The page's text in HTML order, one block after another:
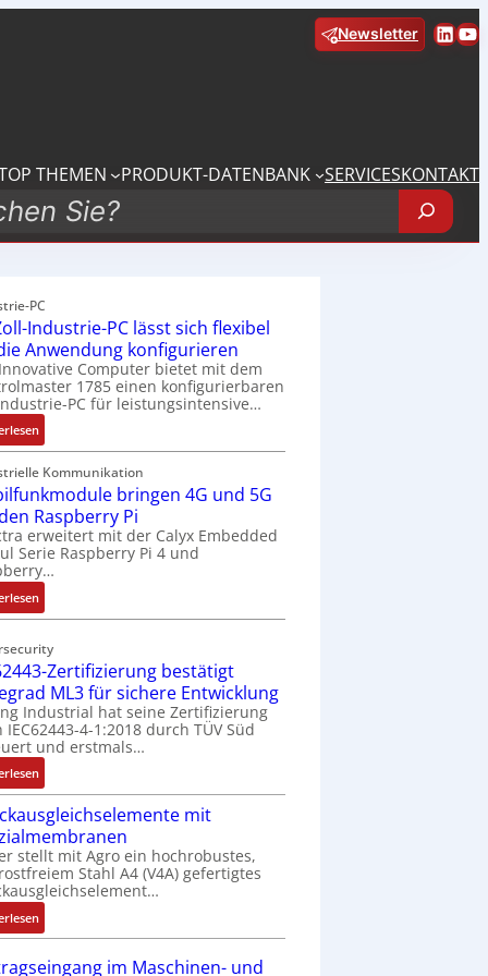
Newsletter
THEMEN PRODUKT-DATENBANK SERVICESKONTAKT
PC
Industrie-PC lässt sich flexibel
Anwendung konfigurieren
Computer bietet mit dem
1785 einen konfigurierbaren
PC für leistungsintensive…
:
1
9
-
Z
o
l
l
-
I
d
u
s
t
r
i
e
P
C
l
ä
s
s
s
Kommunikation
bringen 4G und 5G
Raspberry Pi
erweitert mit der Calyx Embedded
Serie Raspberry Pi 4 und
:
M
b
i
l
f
u
n
k
o
d
u
l
e
b
i
Zertifizierung bestätigt
ML3 für sichere Entwicklung
Industrial hat seine Zertifizierung
IEC62443-4-1:2018 durch TÜV Süd
und erstmals…
:
I
E
C
6
2
4
4
3
mit
stellt mit Agro ein hochrobustes,
Stahl A4 (V4A) gefertigtes
:
D
im Maschinen- und